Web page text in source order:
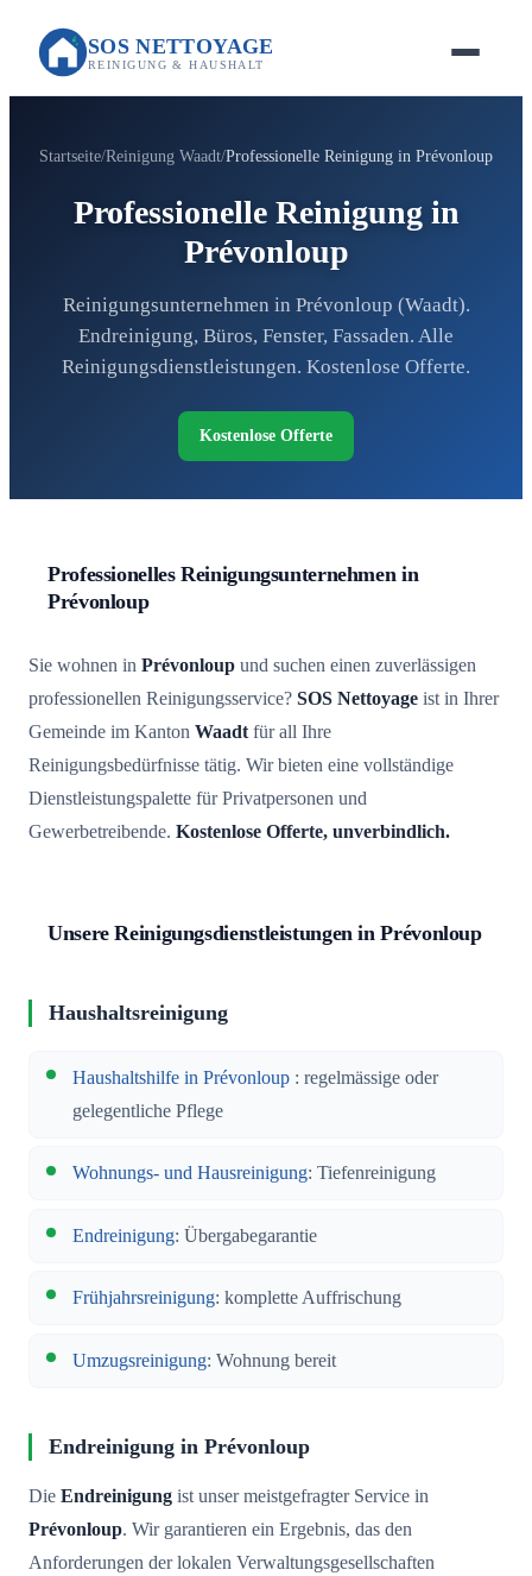
SOS NETTOYAGE
REINIGUNG & HAUSHALT
Startseite Reinigung Waadt Professionelle Reinigung in Prévonloup
Professionelle Reinigung in
Prévonloup
Reinigungsunternehmen in Prévonloup (Waadt).
Endreinigung, Büros, Fenster, Fassaden. Alle
Reinigungsdienstleistungen. Kostenlose Offerte.
Kostenlose Offerte
Professionelles Reinigungsunternehmen in
Prévonloup
Sie wohnen in Prévonloup und suchen einen zuverlässigen
professionellen Reinigungsservice? SOS Nettoyage ist in Ihrer
Gemeinde im Kanton Waadtfür all Ihre
Reinigungsbedürfnisse tätig. Wir bieten eine vollständige
Dienstleistungspalette für Privatpersonen und
Gewerbetreibende. Kostenlose Offerte, unverbindlich.
Unsere Reinigungsdienstleistungen in Prévonloup
Haushaltsreinigung
Haushaltshilfe in Prévonloup : regelmässige oder
gelegentliche Pflege
Wohnungs- und Hausreinigung: Tiefenreinigung
Endreinigung: Übergabegarantie
Frühjahrsreinigung: komplette Auffrischung
Umzugsreinigung: Wohnung bereit
Endreinigung in Prévonloup
Die Endreinigung ist unser meistgefragter Service in
Prévonloup. Wir garantieren ein Ergebnis, das den
Anforderungen der lokalen Verwaltungsgesellschaften